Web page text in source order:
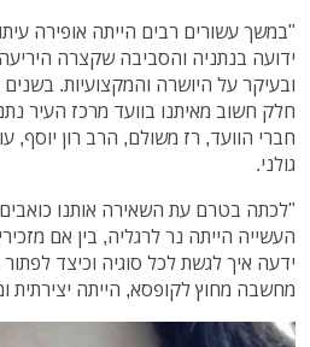
"במשך עשורים רבים הייתה אופירה
ידועה בנתניה והסביבה שקצרה
ובעיקר על היושרה והמקצועיות.
חלק חשוב מאיתנו בוועד מרכז העיר
חברי הוועד, רז משולם, הרב רון יוסף,
גולני.
"לכתה בטרם עת השאירה אותנו
העשייה הייתה נר לרגליה, בין אם
ידעה איך לגשת לכל סוגיה וכיצד
מחשבה מחוץ לקופסא, הייתה יצירתית